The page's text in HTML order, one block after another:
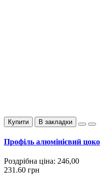
Купити В закладки
Профіль алюмінієвий
Роздрібна ціна: 246,00
231.60 грн